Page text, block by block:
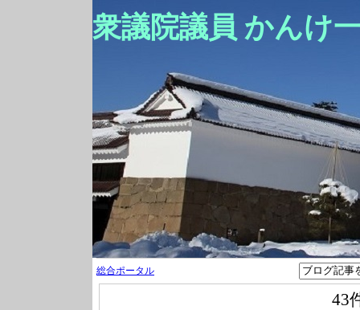
衆議院議員 かんけ
総合ポータル
43